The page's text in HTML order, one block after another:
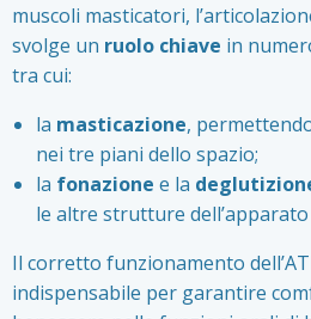
muscoli masticatori,
svolge un ruolo chiave in
tra cui:
la masticazione,
nei tre piani dello spazio;
la fonazione e la
le altre strutture
Il corretto funzionamento
indispensabile per garantire